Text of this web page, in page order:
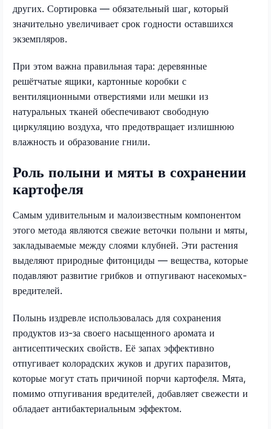
других. Сортировка — обязательный шаг, который
значительно увеличивает срок годности оставшихся
экземпляров.
При этом важна правильная тара: деревянные
решётчатые ящики, картонные коробки с
вентиляционными отверстиями или мешки из
натуральных тканей обеспечивают свободную
циркуляцию воздуха, что предотвращает излишнюю
влажность и образование гнили.
Роль полыни и мяты в сохранении
картофеля
Самым удивительным и малоизвестным компонентом
этого метода являются свежие веточки полыни и мяты,
закладываемые между слоями клубней. Эти растения
выделяют природные фитонциды — вещества, которые
подавляют развитие грибков и отпугивают насекомых-
вредителей.
Полынь издревле использовалась для сохранения
продуктов из-за своего насыщенного аромата и
антисептических свойств. Её запах эффективно
отпугивает колорадских жуков и других паразитов,
которые могут стать причиной порчи картофеля. Мята,
помимо отпугивания вредителей, добавляет свежести и
обладает антибактериальным эффектом.